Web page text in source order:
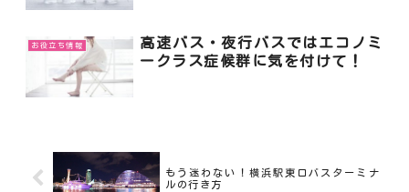
お役立ち情報
高速バス・夜行バスではエコノミ
ークラス症候群に気を付けて！
もう迷わない！横浜駅東口バスターミナ
ルの行き方